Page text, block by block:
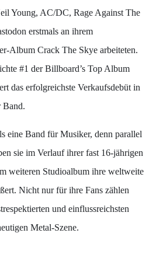
Young, AC/DC, Rage Against The
erstmals an ihrem
Album Crack The Skye arbeiteten.
#1 der Billboard’s Top Album
das erfolgreichste Verkaufsdebüt in
Band.
eine Band für Musiker, denn parallel
sie im Verlauf ihrer fast 16-jährigen
weiteren Studioalbum ihre weltweite
Nicht nur für ihre Fans zählen
und einflussreichsten
Metal-Szene.